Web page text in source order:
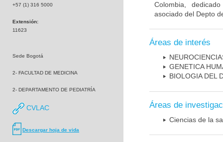
+57 (1) 316 5000
Extensión:
11623
Sede Bogotá
2- FACULTAD DE MEDICINA
2- DEPARTAMENTO DE PEDIATRÍA
CVLAC
Descargar hoja de vida
Colombia,
asociado del Depto
Áreas de interés
GENETICA
BIOLOGIA DEL
Áreas de
Ciencias de la